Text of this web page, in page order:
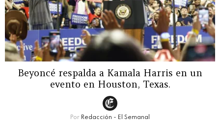
Beyoncé respalda a Kamala Harris en un
evento en Houston, Texas.
Por Redacción - El Semanal